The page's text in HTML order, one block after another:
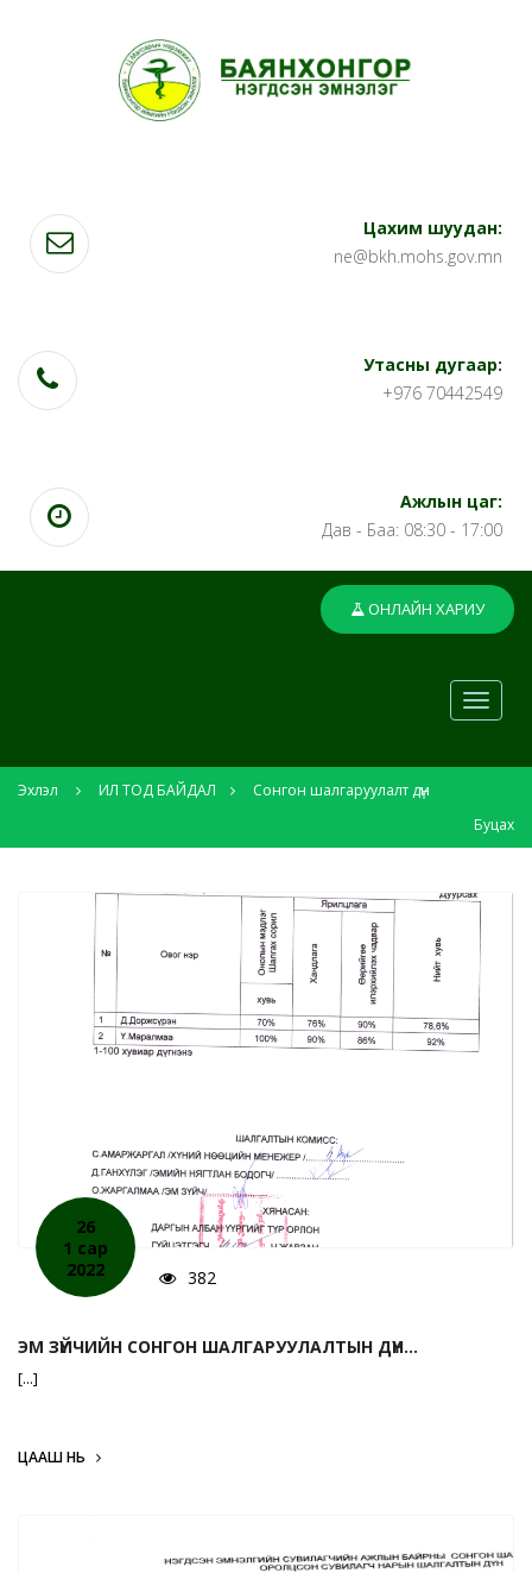
Цахим шуудан:
ne@bkh.mohs.gov.mn
Утасны дугаар:
+976 70442549
Ажлын цаг:
Дав - Баа: 08:30 - 17:00
ОНЛАЙН ХАРИУ
Эхлэл ИЛ ТОД БАЙДАЛ
Сонгон шалгаруулалт дүн
Буцах
26
1 сар
2022
382
ЭМ ЗҮЙЧИЙН СОНГОН ШАЛГАРУУЛАЛТЫН ДҮН...
[...]
ЦААШ НЬ